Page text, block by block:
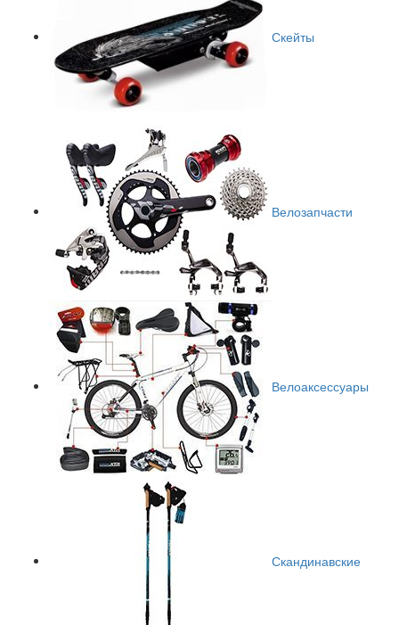
Скейты
Велозапчасти
Велоаксессуары
Скандинавские